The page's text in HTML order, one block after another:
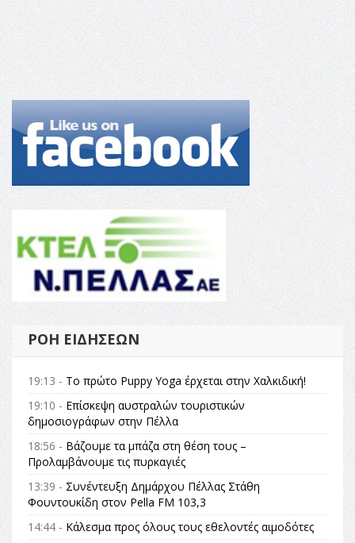
ΡΟΉ ΕΙΔΉΣΕΩΝ
19:13 - Το πρώτο Puppy Yoga έρχεται στην Χαλκιδική!
19:10 - Επίσκεψη αυστραλών τουριστικών
δημοσιογράφων στην Πέλλα
18:56 - Βάζουμε τα μπάζα στη θέση τους –
Προλαμβάνουμε τις πυρκαγιές
13:39 - Συνέντευξη Δημάρχου Πέλλας Στάθη
Φουντουκίδη στον Pella FM 103,3
14:44 - Κάλεσμα προς όλους τους εθελοντές αιμοδότες